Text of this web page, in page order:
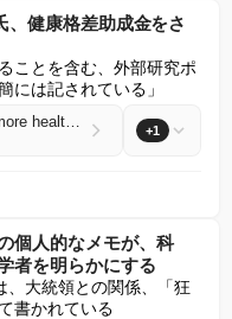
、健康格差助成金をさ
ことを含む、外部研究ポ
には記されている」
NIH Director Bhattacharya kills more health disparities grants +1
個人的なメモが、科
者を明らかにする
、大統領との関係、「狂
書かれている